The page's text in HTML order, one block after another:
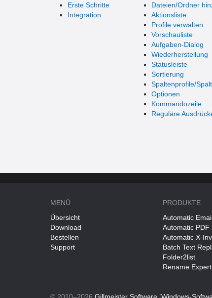
Erste Schritte
Integration
Dateien/Ordner
Aktionsliste
Profile verwalten
Vorschauliste
Aufgaben-Dialog
Wiederherstellung
Statusleiste
Sortierung
Spaltenprofile/
Optionen
Kommandozeile
Reguläre
MENÜ
Übersicht
Download
Bestellen
Support
PRODUKTE
Automatic
Automatic PDF
Automatic X-
Batch Text
Folder2list
Rename Expert